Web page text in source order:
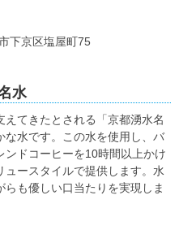
下京区塩屋町75
水
てきたとされる「京都湧水名
水です。この水を使用し、バ
ンドコーヒーを10時間以上かけ
ュースタイルで提供します。水
も優しい口当たりを実現しま